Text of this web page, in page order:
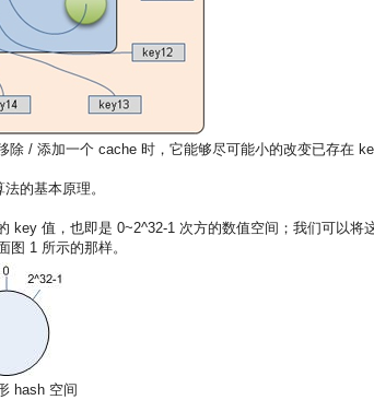
/ 添加一个 cache 时，它能够尽可能小的改变已存在
的基本原理。
key 值，也即是 0~2^32-1 次方的数值空间；我们可以将
1 所示的那样。
hash 空间